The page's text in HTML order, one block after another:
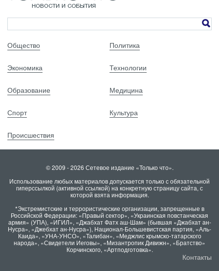
Общество Политика
Экономика Технологии
Образование Медицина
Спорт Культура
Происшествия
© 2009 - 2026 Сетевое издание «Только что».
Использование любых материалов допускается только с обязательной
гиперссылкой (активной ссылкой) на конкретную страницу сайта, с
которой взята информация.
*Экстремистские и террористические организации, запрещенные в
Российской Федерации: «Правый сектор», «Украинская повстанческая
армия» (УПА), «ИГИЛ», «Джабхат Фатх аш-Шам» (бывшая «Джабхат ан-
Нусра», «Джебхат ан-Нусра»), Национал-Большевистская партия, «Аль-
Каида», «УНА-УНСО», «Талибан», «Меджлис крымско-татарского
народа», «Свидетели Иеговы», «Мизантропик Дивижн», «Братство»
Корчинского, «Артподготовка».
Контакты